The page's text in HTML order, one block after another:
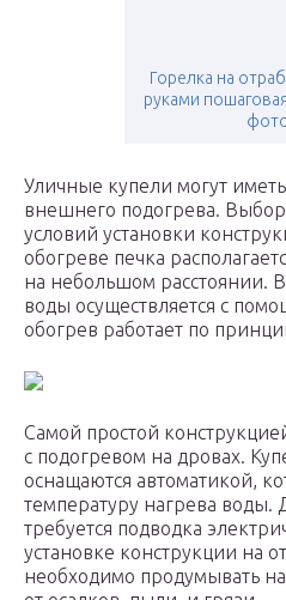
Горелка на
руками
Уличные купели могут
внешнего подогрева. Выбор
условий установки
обогреве печка
на небольшом расстоянии.
воды осуществляется с
обогрев работает по
Самой простой
с подогревом на дровах.
оснащаются автоматикой,
температуру нагрева воды.
требуется подводка
установке конструкции на
необходимо продумывать